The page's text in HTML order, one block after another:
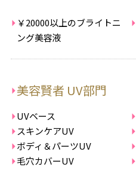
￥20000以上のブライトニ
ング美容液
美容賢者 UV部門
UVベース
スキンケアUV
ボディ＆パーツUV
毛穴カバーUV